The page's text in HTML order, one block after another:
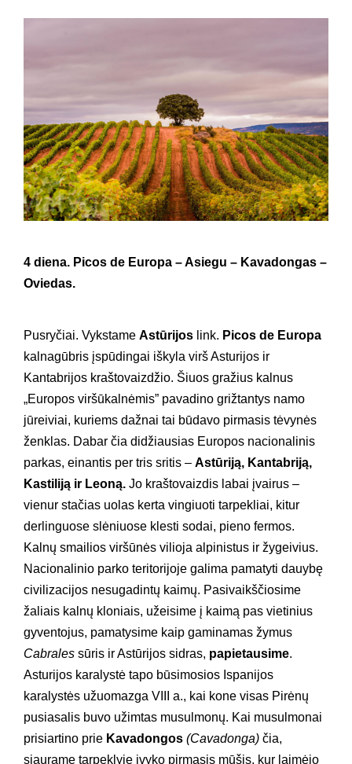
4 diena. Picos de Europa – Asiegu – Kavadongas –
Oviedas.
Pusryčiai. Vykstame Astūrijos link. Picos de Europa
kalnagūbris įspūdingai iškyla virš Asturijos ir
Kantabrijos kraštovaizdžio. Šiuos gražius kalnus
„Europos viršūkalnėmis” pavadino grižtantys namo
jūreiviai, kuriems dažnai tai būdavo pirmasis tėvynės
ženklas. Dabar čia didžiausias Europos nacionalinis
parkas, einantis per tris sritis – Astūriją, Kantabriją,
Kastiliją ir Leoną. Jo kraštovaizdis labai įvairus –
vienur stačias uolas kerta vingiuoti tarpekliai, kitur
derlinguose slėniuose klesti sodai, pieno fermos.
Kalnų smailios viršūnės vilioja alpinistus ir žygeivius.
Nacionalinio parko teritorijoje galima pamatyti dauybę
civilizacijos nesugadintų kaimų. Pasivaikščiosime
žaliais kalnų kloniais, užeisime į kaimą pas vietinius
gyventojus, pamatysime kaip gaminamas žymus
Cabrales sūris ir Astūrijos sidras, papietausime.
Asturijos karalystė tapo būsimosios Ispanijos
karalystės užuomazga VIII a., kai kone visas Pirėnų
pusiasalis buvo užimtas musulmonų. Kai musulmonai
prisiartino prie Kavadongos (Cavadonga) čia,
siaurame tarpeklyje įvyko pirmasis mūšis, kur laimėjo